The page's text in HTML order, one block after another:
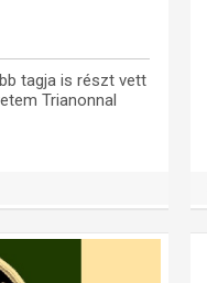
tagja is részt vett
Trianonnal